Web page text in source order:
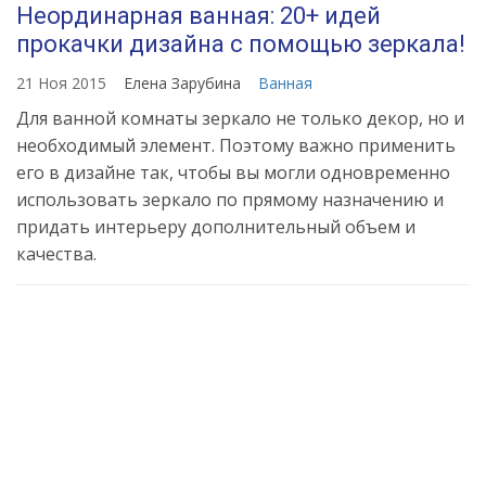
Неординарная ванная: 20+ идей
прокачки дизайна с помощью зеркала!
21 Ноя 2015 Елена Зарубина Ванная
Для ванной комнаты зеркало не только декор, но и
необходимый элемент. Поэтому важно применить
его в дизайне так, чтобы вы могли одновременно
использовать зеркало по прямому назначению и
придать интерьеру дополнительный объем и
качества.